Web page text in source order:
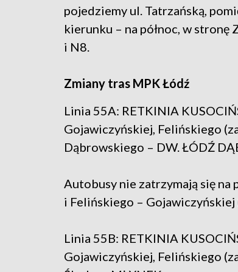
pojedziemy ul. Tatrzańską,
kierunku – na północ, w stronę
i N8.
Zmiany tras MPK Łódź
Linia 55A: RETKINIA
Gojawiczyńskiej, Felińskiego
Dąbrowskiego – DW. ŁÓDŹ
Autobusy nie zatrzymają się
i Felińskiego – Gojawiczyńskiej
Linia 55B: RETKINIA
Gojawiczyńskiej, Felińskiego